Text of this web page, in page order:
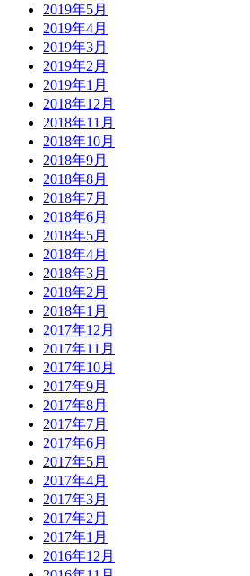
2019年5月
2019年4月
2019年3月
2019年2月
2019年1月
2018年12月
2018年11月
2018年10月
2018年9月
2018年8月
2018年7月
2018年6月
2018年5月
2018年4月
2018年3月
2018年2月
2018年1月
2017年12月
2017年11月
2017年10月
2017年9月
2017年8月
2017年7月
2017年6月
2017年5月
2017年4月
2017年3月
2017年2月
2017年1月
2016年12月